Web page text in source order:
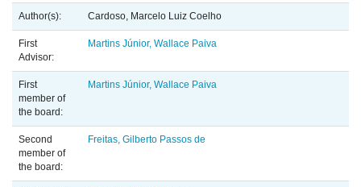
Author(s): Cardoso, Marcelo Luiz Coelho
First
Advisor:
Martins Júnior, Wallace Paiva
First
member of
the board:
Martins Júnior, Wallace Paiva
Second
member of
the board:
Freitas, Gilberto Passos de